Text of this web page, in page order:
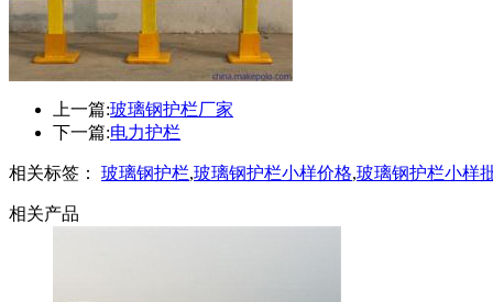
上一篇:玻璃钢护栏厂家
下一篇:电力护栏
相关标签： 玻璃钢护栏,玻璃钢护栏小样价格,玻璃钢护栏小样
相关产品